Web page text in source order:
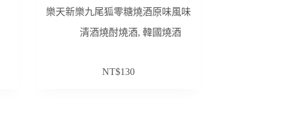
樂天新樂九尾狐零糖燒酒原味風味
清酒燒酎燒酒, 韓國燒酒
NT$130